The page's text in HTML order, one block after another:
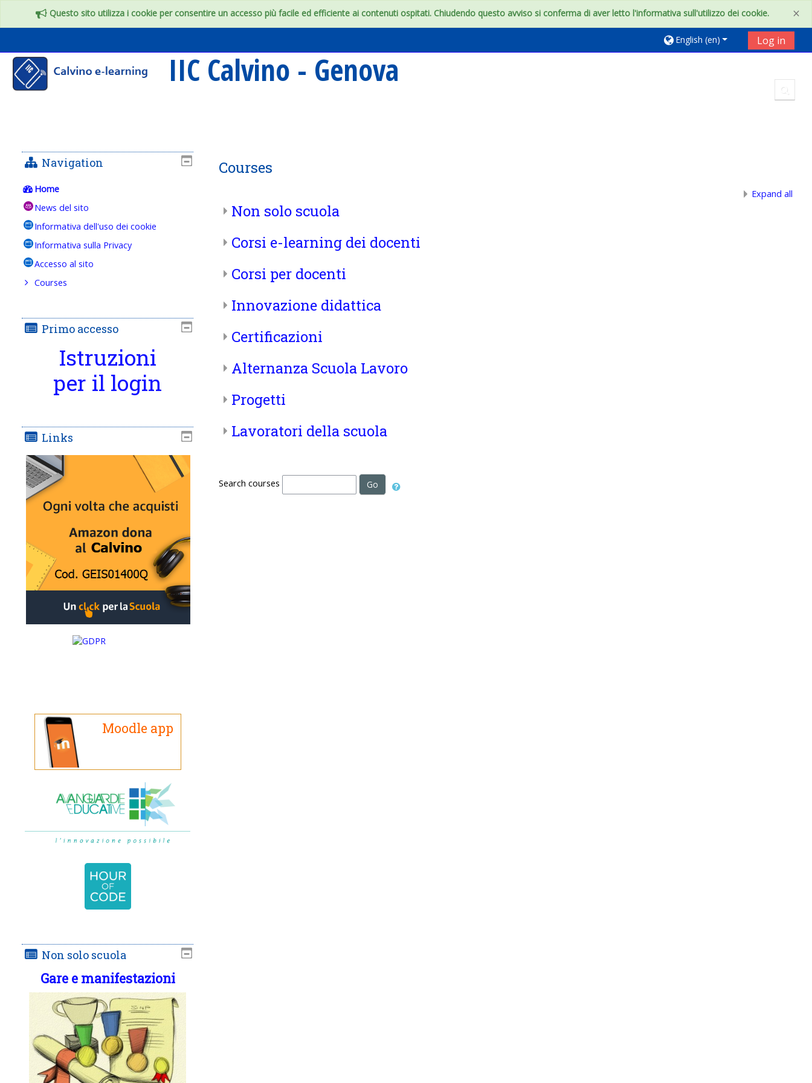
×
Questo sito utilizza i cookie per consentire un accesso più facile ed efficiente ai contenuti ospitati. Chiudendo questo avviso si conferma di aver letto l'informativa sull'utilizzo dei cookie.
English ‎(en)‎ Log in
IIC Calvino - Genova
Courses
Expand all
Non solo scuola
Corsi e-learning dei docenti
Corsi per docenti
Innovazione didattica
Certificazioni
Alternanza Scuola Lavoro
Progetti
Lavoratori della scuola
Search courses Go
Navigation
Home
News del sito
Informativa dell'uso dei cookie
Informativa sulla Privacy
Accesso al sito
Courses
Primo accesso
Istruzioni
per il login
Links
Moodle app
Non solo scuola
Gare e manifestazioni